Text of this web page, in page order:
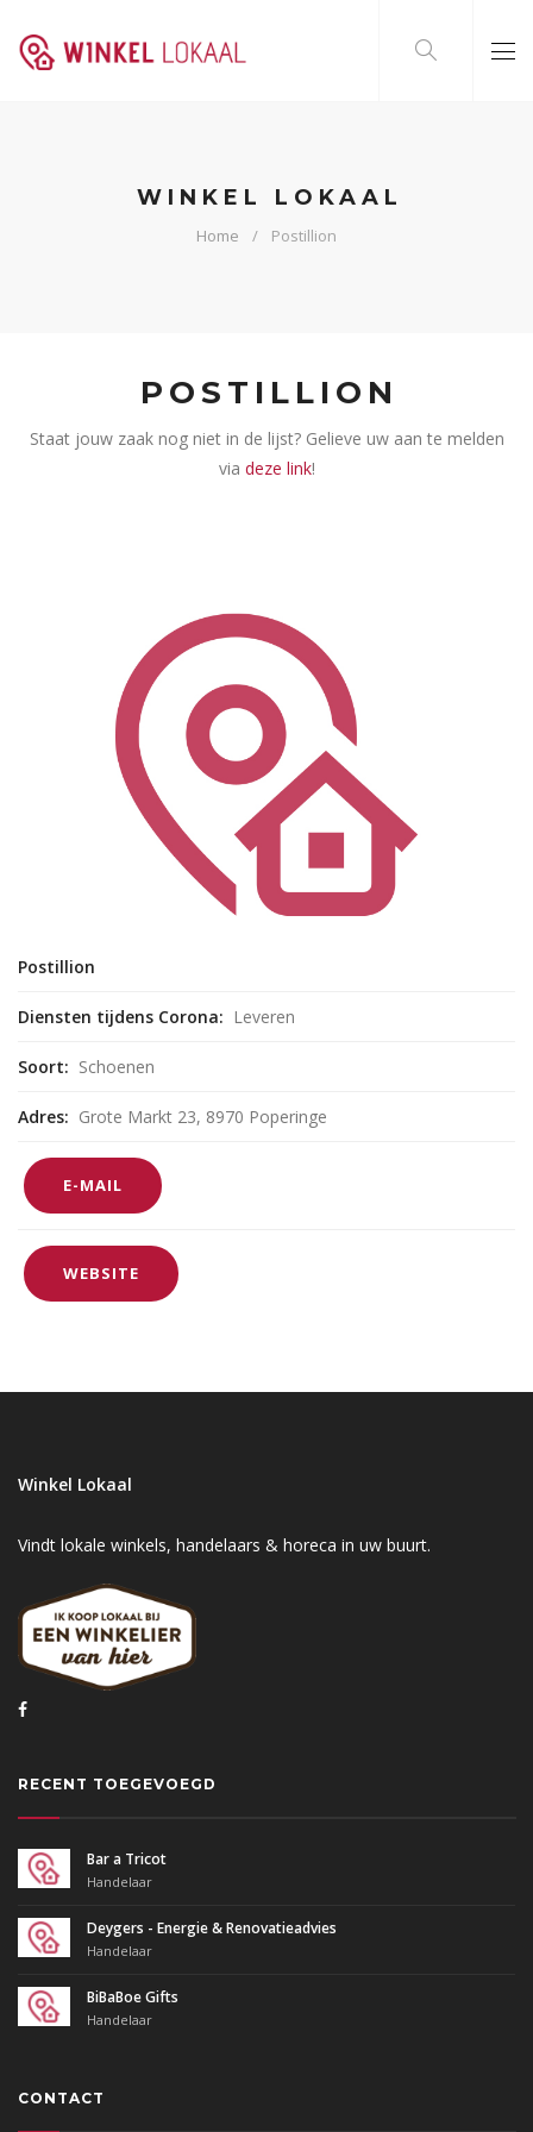
WINKEL LOKAAL
Home Postillion
POSTILLION
Staat jouw zaak nog niet in de lijst? Gelieve uw aan te melden
via deze link!
Postillion
Diensten tijdens Corona: Leveren
Soort: Schoenen
Adres: Grote Markt 23, 8970 Poperinge
E-MAIL
WEBSITE
Winkel Lokaal
Vindt lokale winkels, handelaars & horeca in uw buurt.
RECENT TOEGEVOEGD
Bar a Tricot
Handelaar
Deygers - Energie & Renovatieadvies
Handelaar
BiBaBoe Gifts
Handelaar
CONTACT